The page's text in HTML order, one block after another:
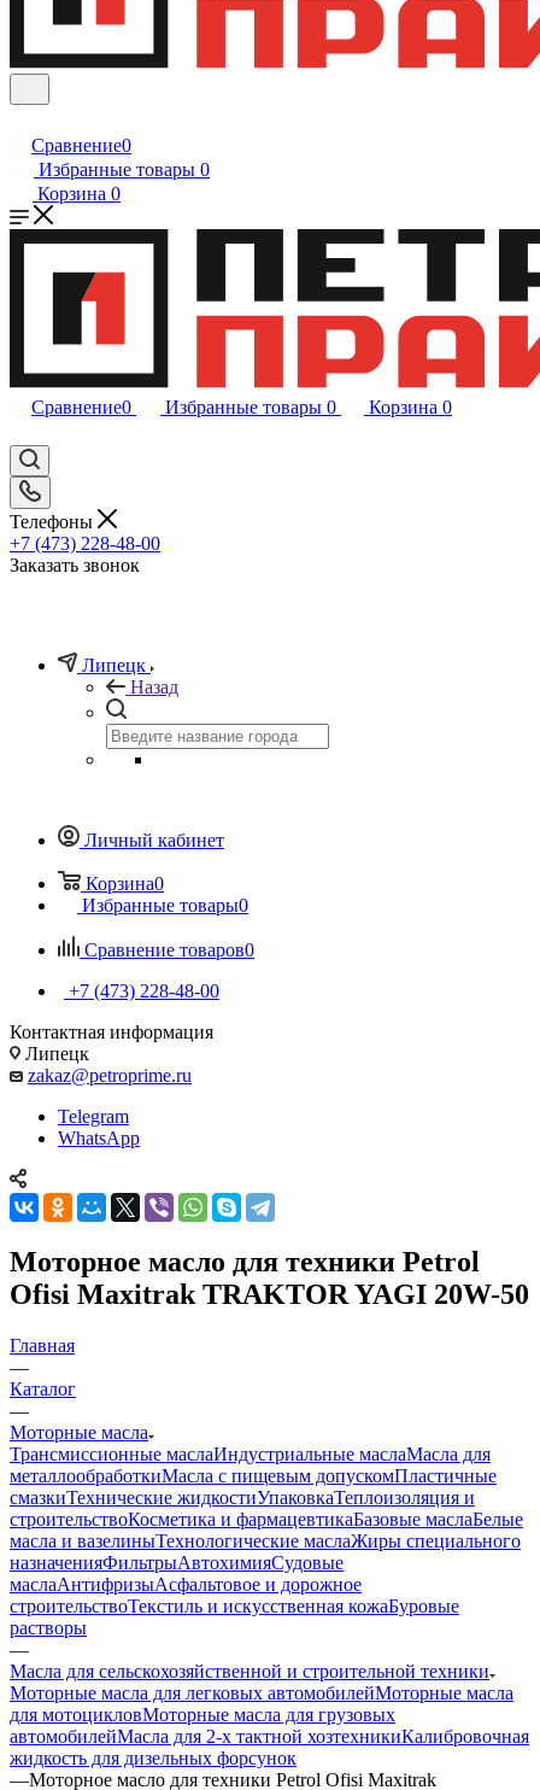
Сравнение0
Избранные товары 0
Корзина 0
Сравнение0 Избранные товары 0 Корзина 0
Телефоны
+7 (473) 228-48-00
Заказать звонок
Липецк
Назад
Личный кабинет
Корзина0
Избранные товары0
Сравнение товаров0
+7 (473) 228-48-00
Контактная информация
Липецк
zakaz@petroprime.ru
Telegram
WhatsApp
Моторное масло для техники Petrol
Ofisi Maxitrak TRAKTOR YAGI 20W-50
Главная
—
Каталог
—
Моторные масла
Трансмиссионные маслаИндустриальные маслаМасла для
металлообработкиМасла с пищевым допускомПластичные
смазкиТехнические жидкостиУпаковкаТеплоизоляция и
строительствоКосметика и фармацевтикаБазовые маслаБелые
масла и вазелиныТехнологические маслаЖиры специального
назначенияФильтрыАвтохимияСудовые
маслаАнтифризыАсфальтовое и дорожное
строительствоТекстиль и искусственная кожаБуровые
растворы
—
Масла для сельскохозяйственной и строительной техники
Моторные масла для легковых автомобилейМоторные масла
для мотоцикловМоторные масла для грузовых
автомобилейМасла для 2-х тактной хозтехникиКалибровочная
жидкость для дизельных форсунок
—Моторное масло для техники Petrol Ofisi Maxitrak